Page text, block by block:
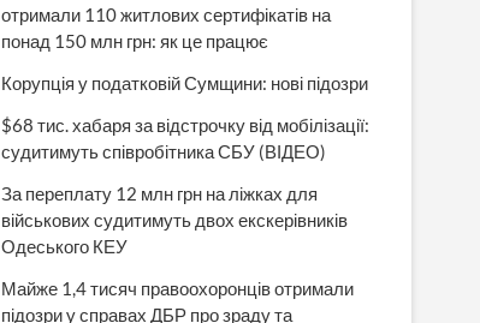
отримали 110 житлових сертифікатів на
понад 150 млн грн: як це працює
Корупція у податковій Сумщини: нові підозри
$68 тис. хабаря за відстрочку від мобілізації:
судитимуть співробітника СБУ (ВІДЕО)
За переплату 12 млн грн на ліжках для
військових судитимуть двох екскерівників
Одеського КЕУ
Майже 1,4 тисяч правоохоронців отримали
підозри у справах ДБР про зраду та